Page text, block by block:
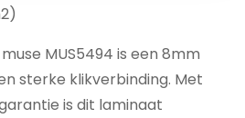
MUS5494 is een 8mm
sterke klikverbinding. Met
is dit laminaat